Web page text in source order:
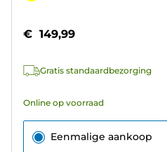
sterren.
beoordelingen
€ 149,99
Gratis standaardbezorging
Online op voorraad
Eenmalige aankoop